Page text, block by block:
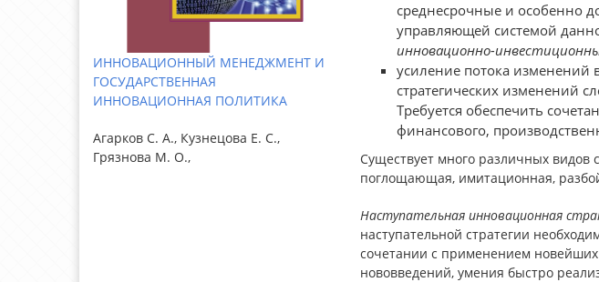
ИННОВАЦИОННЫЙ МЕНЕДЖМЕНТ И
ГОСУДАРСТВЕННАЯ
ИННОВАЦИОННАЯ ПОЛИТИКА
Агарков С. А., Кузнецова Е. С.,
Грязнова М. О.,
среднесрочные и особенно
управляющей системой
инновационно-
усиление потока изменений
стратегических изменений
Требуется обеспечить
финансового,
Существует много различных видов
поглощающая, имитационная,
Наступательная инновационная
наступательной стратегии
сочетании с применением новейших
нововведений, умения быстро